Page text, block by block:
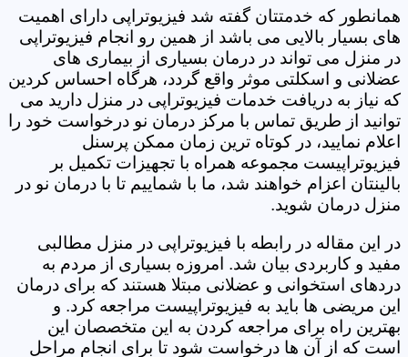
همانطور که خدمتتان گفته شد فیزیوتراپی دارای اهمیت
های بسیار بالایی می باشد از همین رو انجام فیزیوتراپی
در منزل می تواند در درمان بسیاری از بیماری های
عضلانی و اسکلتی موثر واقع گردد، هرگاه احساس کردین
که نیاز به دریافت خدمات فیزیوتراپی در منزل دارید می
توانید از طریق تماس با مرکز درمان نو درخواست خود را
اعلام نمایید، در کوتاه ترین زمان ممکن پرسنل
فیزیوتراپیست مجموعه همراه با تجهیزات تکمیل بر
بالینتان اعزام خواهند شد، ما با شماییم تا با درمان نو در
منزل درمان شوید.
در این مقاله در رابطه با فیزیوتراپی در منزل مطالبی
مفید و کاربردی بیان شد. امروزه بسیاری از مردم به
دردهای استخوانی و عضلانی مبتلا هستند که برای درمان
این مریضی ها باید به فیزیوتراپیست مراجعه کرد. و
بهترین راه برای مراجعه کردن به این متخصصان این
است که از آن ها درخواست شود تا برای انجام مراحل